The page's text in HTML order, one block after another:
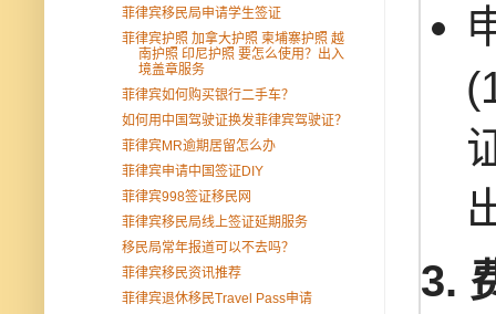
3.
菲律宾移民局申请学生签证
菲律宾护照 加拿大护照 柬埔寨护照 越
南护照 印尼护照 要怎么使用？出入
境盖章服务
菲律宾如何购买银行二手车？
如何用中国驾驶证换发菲律宾驾驶证？
菲律宾MR逾期居留怎么办
菲律宾申请中国签证DIY
菲律宾998签证移民网
菲律宾移民局线上签证延期服务
移民局常年报道可以不去吗？
菲律宾移民资讯推荐
菲律宾退休移民Travel Pass申请